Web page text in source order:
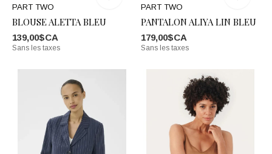
PART TWO
BLOUSE ALETTA BLEU
139,00$CA
Sans les taxes
PART TWO
PANTALON ALIYA LIN BLEU
179,00$CA
Sans les taxes